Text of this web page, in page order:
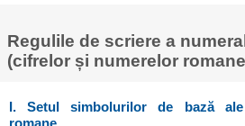
Regulile de scriere a
(cifrelor și numerelor
I. Setul simbolurilor de bază ale